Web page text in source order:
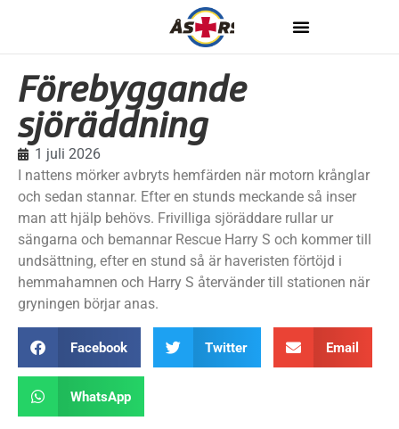
Förebyggande
sjöräddning
1 juli 2026
I nattens mörker avbryts hemfärden när motorn krånglar
och sedan stannar. Efter en stunds meckande så inser
man att hjälp behövs. Frivilliga sjöräddare rullar ur
sängarna och bemannar Rescue Harry S och kommer till
undsättning, efter en stund så är haveristen förtöjd i
hemmahamnen och Harry S återvänder till stationen när
gryningen börjar anas.
Facebook Twitter Email
WhatsApp